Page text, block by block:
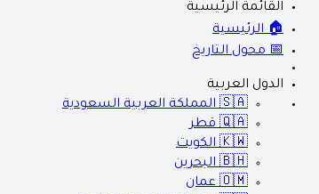
القائمة الرئيسية
🏠 الرئيسية
📅 محول التاريخ
الدول العربية
🇸🇦 المملكة العربية السعودية
🇶🇦 قطر
🇰🇼 الكويت
🇧🇭 البحرين
🇴🇲 عمان